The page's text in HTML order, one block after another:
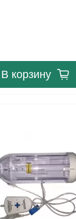
В корзину